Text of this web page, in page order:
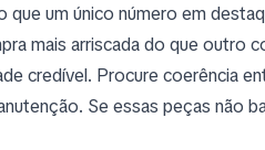
um único número em
mais arriscada do que outro
credível. Procure coerência
Se essas peças não